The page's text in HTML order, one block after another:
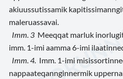
akiuussutissamik
maleruassavai.
Imm. 3 Meeqqat marluk
imm. 1-imi aamma 6-imi
Imm. 4. Imm. 1-imi
nappaateqannginnermik